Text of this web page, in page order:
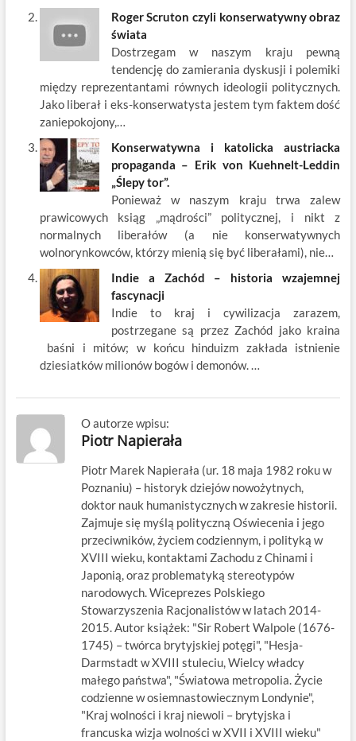
Roger Scruton czyli konserwatywny obraz
świata
Dostrzegam w naszym kraju pewną
tendencję do zamierania dyskusji i polemiki
między reprezentantami równych ideologii politycznych.
Jako liberał i eks-konserwatysta jestem tym faktem dość
zaniepokojony,…
Konserwatywna i katolicka austriacka
propaganda – Erik von Kuehnelt-Leddin
„Ślepy tor”.
Ponieważ w naszym kraju trwa zalew
prawicowych ksiąg „mądrości” politycznej, i nikt z
normalnych liberałów (a nie konserwatywnych
wolnorynkowców, którzy mienią się być liberałami), nie…
Indie a Zachód – historia wzajemnej
fascynacji
Indie to kraj i cywilizacja zarazem,
postrzegane są przez Zachód jako kraina
baśni i mitów; w końcu hinduizm zakłada istnienie
dziesiatków milionów bogów i demonów. …
O autorze wpisu:
Piotr Napierała
Piotr Marek Napierała (ur. 18 maja 1982 roku w
Poznaniu) – historyk dziejów nowożytnych,
doktor nauk humanistycznych w zakresie historii.
Zajmuje się myślą polityczną Oświecenia i jego
przeciwników, życiem codziennym, i polityką w
XVIII wieku, kontaktami Zachodu z Chinami i
Japonią, oraz problematyką stereotypów
narodowych. Wiceprezes Polskiego
Stowarzyszenia Racjonalistów w latach 2014-
2015. Autor książek: "Sir Robert Walpole (1676-
1745) – twórca brytyjskiej potęgi", "Hesja-
Darmstadt w XVIII stuleciu, Wielcy władcy
małego państwa", "Światowa metropolia. Życie
codzienne w osiemnastowiecznym Londynie",
"Kraj wolności i kraj niewoli – brytyjska i
francuska wizja wolności w XVII i XVIII wieku"